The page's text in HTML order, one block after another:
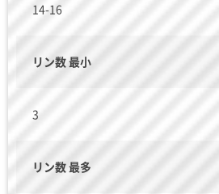
14-16
リン数 最小
3
リン数 最多